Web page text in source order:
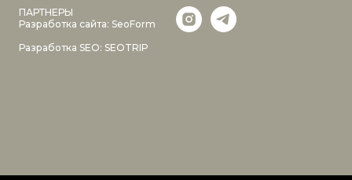
ПАРТНЕРЫ
Разработка сайта: SeoForm
Разработка SEO: SEOTRIP